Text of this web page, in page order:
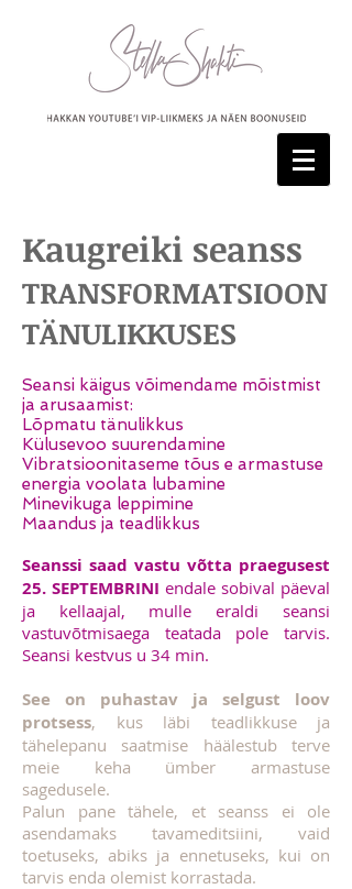
Kaugreiki seanss
TRANSFORMATSIOON
TÄNULIKKUSES
Seansi käigus võimendame mõistmist
ja arusaamist:
Lõpmatu tänulikkus
Külusevoo suurendamine
Vibratsioonitaseme tõus e armastuse
energia voolata lubamine
Minevikuga leppimine
Maandus ja teadlikkus
Seanssi saad vastu võtta praegusest
25. SEPTEMBRINI endale sobival päeval
ja kellaajal, mulle eraldi seansi
vastuvõtmisaega teatada pole tarvis.
Seansi kestvus u 34 min.
See on puhastav ja selgust loov
protsess, kus läbi teadlikkuse ja
tähelepanu saatmise häälestub terve
meie keha ümber armastuse
sagedusele.
Palun pane tähele, et seanss ei ole
asendamaks tavameditsiini, vaid
toetuseks, abiks ja ennetuseks, kui on
tarvis enda olemist korrastada.